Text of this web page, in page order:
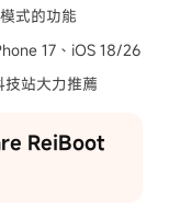
式的功能
17、iOS 18/26
技站大力推薦
ReiBoot